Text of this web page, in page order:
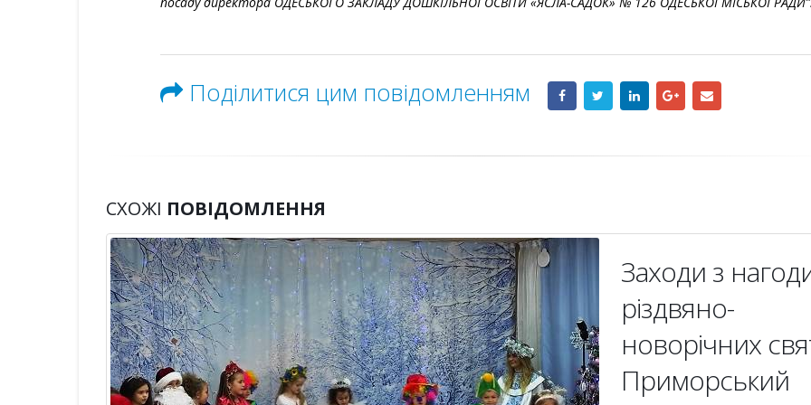
Поділитися цим повідомленням
СХОЖІ ПОВІДОМЛЕННЯ
Заходи з
різдвяно-
новорічних
Приморський